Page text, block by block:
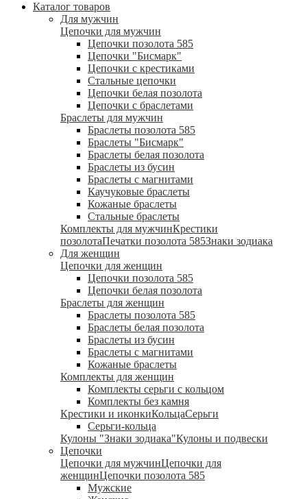
Каталог товаров
Для мужчин
Цепочки для мужчин
Цепочки позолота 585
Цепочки "Бисмарк"
Цепочки с крестиками
Стальные цепочки
Цепочки белая позолота
Цепочки с браслетами
Браслеты для мужчин
Браслеты позолота 585
Браслеты "Бисмарк"
Браслеты белая позолота
Браслеты из бусин
Браслеты с магнитами
Каучуковые браслеты
Кожаные браслеты
Стальные браслеты
Комплекты для мужчинКрестики
позолотаПечатки позолота 585Знаки зодиака
Для женщин
Цепочки для женщин
Цепочки позолота 585
Цепочки белая позолота
Браслеты для женщин
Браслеты позолота 585
Браслеты белая позолота
Браслеты из бусин
Браслеты с магнитами
Кожаные браслеты
Комплекты для женщин
Комплекты серьги с кольцом
Комплекты без камня
Крестики и иконкиКольцаСерьги
Серьги-кольца
Кулоны "Знаки зодиака"Кулоны и подвески
Цепочки
Цепочки для мужчинЦепочки для
женщинЦепочки позолота 585
Мужские